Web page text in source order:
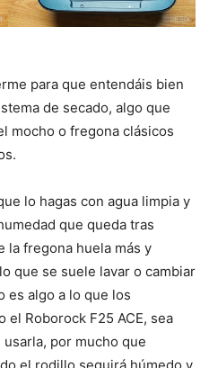
para que entendáis bien
de secado, algo que
mocho o fregona clásicos
lo hagas con agua limpia y
que queda tras
la fregona huela más y
que se suele lavar o cambiar
es algo a lo que los
Roborock F25 ACE, sea
por mucho que
el rodillo seguirá húmedo y